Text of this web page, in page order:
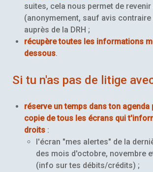
suites, cela nous permet de
(anonymement, sauf avis contraire
auprès de la DRH ;
récupère toutes les informations
dessous.
Si tu n'as pas de litige
réserve un temps dans ton agenda
copie de tous les écrans qui
droits :
l'écran "mes alertes" de la
des mois d'octobre, novembre
(info sur tes débits/crédits) ;